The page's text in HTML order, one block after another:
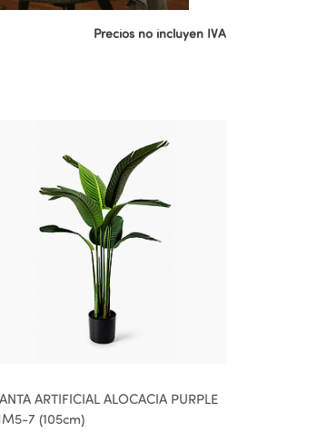
Precios no incluyen IVA
ARTIFICIAL ALOCACIA PURPLE
7 (105cm)